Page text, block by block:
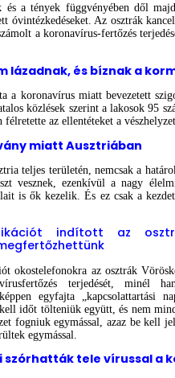
és a tények függvényében dől
óvintézkedéseket. Az osztrák
a koronavírus-fertőzés
lázadnak, és bíznak a
a koronavírus miatt bevezetett
közlések szerint a lakosok 95
az ellentéteket a
miatt Ausztriában
teljes területén, nemcsak a
vesznek, ezenkívül a nagy
is ők kezelik. És ez csak a
indított az
okostelefonokra az osztrák
terjedését, minél
egyfajta „kapcsolattartási
időt tölteniük együtt, és nem
fogniuk egymással, azaz be kell
egymással.
szórhatták tele vírussal a